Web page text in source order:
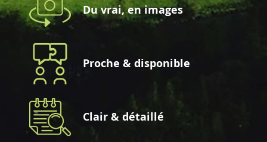
Du vrai, en images
Proche & disponible
Clair & détaillé